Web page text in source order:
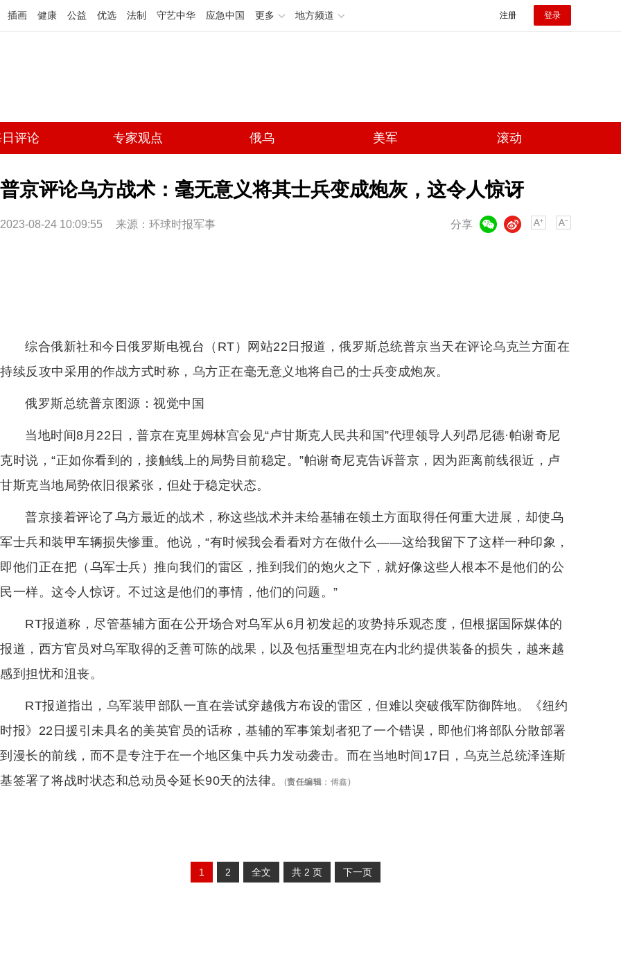
插画 健康 公益 优选 法制 守艺中华 应急中国 更多 地方频道 注册 登录
评论 专家观点 俄乌 美军 滚动
普京评论乌方战术：毫无意义将其士兵变成炮灰，这令人惊讶
2023-08-24 10:09:55 来源：环球时报军事 分享
微博
综合俄新社和今日俄罗斯电视台（RT）网站22日报道，俄罗斯总统普京当天在评论乌克兰方面在
持续反攻中采用的作战方式时称，乌方正在毫无意义地将自己的士兵变成炮灰。
俄罗斯总统普京图源：视觉中国
当地时间8月22日，普京在克里姆林宫会见“卢甘斯克人民共和国”代理领导人列昂尼德·帕谢奇尼
克时说，“正如你看到的，接触线上的局势目前稳定。”帕谢奇尼克告诉普京，因为距离前线很近，卢
甘斯克当地局势依旧很紧张，但处于稳定状态。
普京接着评论了乌方最近的战术，称这些战术并未给基辅在领土方面取得任何重大进展，却使乌
军士兵和装甲车辆损失惨重。他说，“有时候我会看看对方在做什么——这给我留下了这样一种印象，
即他们正在把（乌军士兵）推向我们的雷区，推到我们的炮火之下，就好像这些人根本不是他们的公
民一样。这令人惊讶。不过这是他们的事情，他们的问题。”
RT报道称，尽管基辅方面在公开场合对乌军从6月初发起的攻势持乐观态度，但根据国际媒体的
报道，西方官员对乌军取得的乏善可陈的战果，以及包括重型坦克在内北约提供装备的损失，越来越
感到担忧和沮丧。
RT报道指出，乌军装甲部队一直在尝试穿越俄方布设的雷区，但难以突破俄军防御阵地。《纽约
时报》22日援引未具名的美英官员的话称，基辅的军事策划者犯了一个错误，即他们将部队分散部署
到漫长的前线，而不是专注于在一个地区集中兵力发动袭击。而在当地时间17日，乌克兰总统泽连斯
基签署了将战时状态和总动员令延长90天的法律。
(责任编辑 ： 傅鑫)
1 2 全文 共 2 页 下一页